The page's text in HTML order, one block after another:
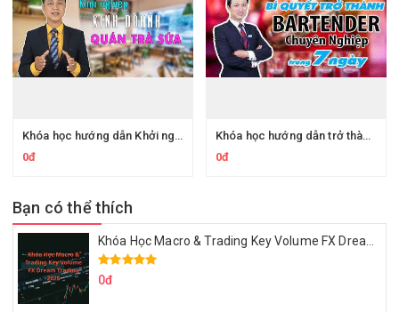
Khóa học hướng dẫn Khởi nghiệp kinh doanh quán trà sữa
0đ
Khóa học hướng dẫn trở thành Bartender chuyên nghiệp trong 7 ngày
0đ
Bạn có thể thích
0đ